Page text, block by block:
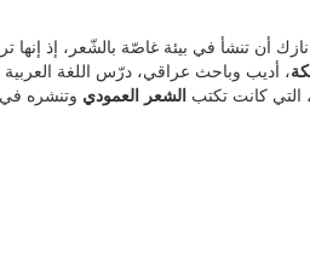
أن تنشأ في بيئة غاصّة بالشّعر، إذ إنها
، أديب وباحث عراقي، درّس اللغة
، التي كانت تكتب الشعر العمودي وتنشره